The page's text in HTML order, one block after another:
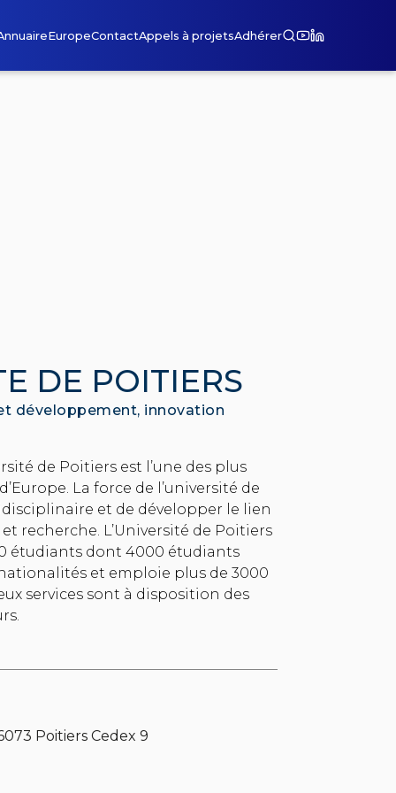
EuropeContactAppels à projetsAdhérer
DE POITIERS
développement, innovation
de Poitiers est l’une des plus
La force de l’université de
et de développer le lien
recherche. L’Université de Poitiers
étudiants dont 4000 étudiants
et emploie plus de 3000
services sont à disposition des
Poitiers Cedex 9